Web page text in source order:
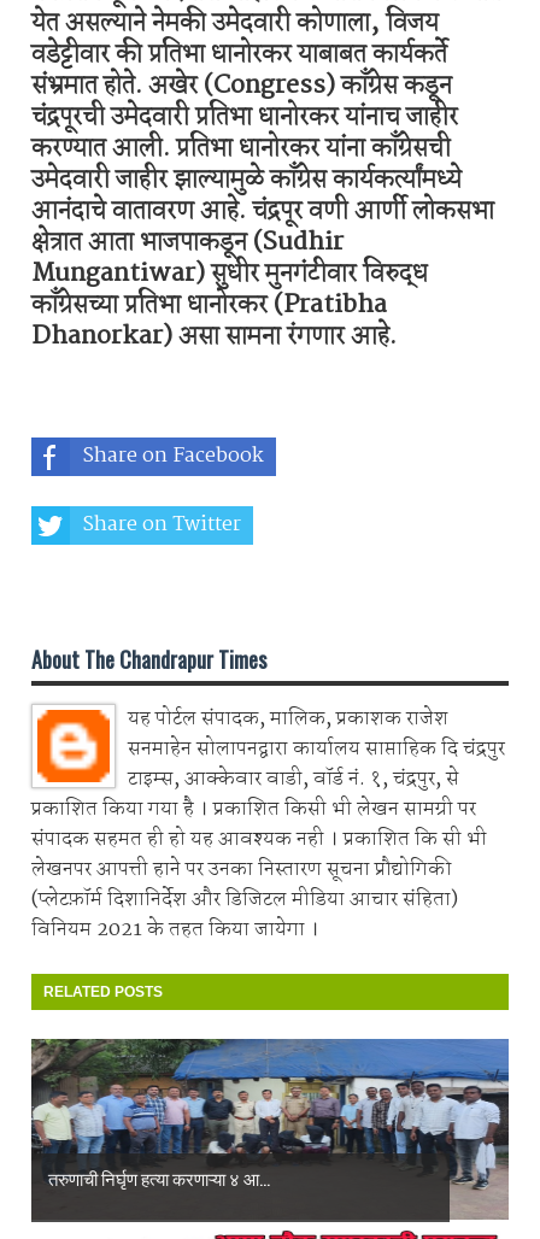
येत असल्याने नेमकी उमेदवारी कोणाला, विजय
वडेट्टीवार की प्रतिभा धानोरकर याबाबत कार्यकर्ते
संभ्रमात होते. अखेर (Congress) काँग्रेस कडून
चंद्रपूरची उमेदवारी प्रतिभा धानोरकर यांनाच जाहीर
करण्यात आली. प्रतिभा धानोरकर यांना काँग्रेसची
उमेदवारी जाहीर झाल्यामुळे काँग्रेस कार्यकर्त्यांमध्ये
आनंदाचे वातावरण आहे. चंद्रपूर वणी आर्णी लोकसभा
क्षेत्रात आता भाजपाकडून (Sudhir
Mungantiwar) सुधीर मुनगंटीवार विरुद्ध
काँग्रेसच्या प्रतिभा धानोरकर (Pratibha
Dhanorkar) असा सामना रंगणार आहे.
Share on Facebook
Share on Twitter
About The Chandrapur Times
यह पोर्टल संपादक, मालिक, प्रकाशक राजेश
सनमाहेन सोलापनद्वारा कार्यालय साप्ताहिक दि चंद्रपुर
टाइम्स, आक्केवार वाडी, वॉर्ड नं. १, चंद्रपुर, से
प्रकाशित किया गया है । प्रकाशित किसी भी लेखन सामग्री पर
संपादक सहमत ही हो यह आवश्यक नही । प्रकाशित कि सी भी
लेखनपर आपत्ती हाने पर उनका निस्तारण सूचना प्रौद्योगिकी
(प्लेटफ़ॉर्म दिशानिर्देश और डिजिटल मीडिया आचार संहिता)
विनियम 2021 के तहत किया जायेगा ।
RELATED POSTS
तरुणाची निर्घृण हत्या करणाऱ्या ४ आ...